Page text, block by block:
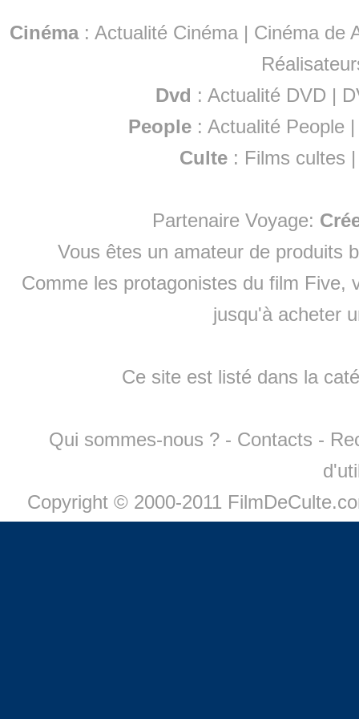
Cinéma: Actualité Cinéma | Cinéma de
Dvd : Actualité DVD |
People :Actualité People
Culte : Films cultes
Partenaire Voyage:
Vous êtes un amateur de produits
Comme les protagonistes du film Five,
jusqu'à acheter
Ce site est listé dans la
Qui sommes-nous ? - Contacts -
Copyright © 2000-2011